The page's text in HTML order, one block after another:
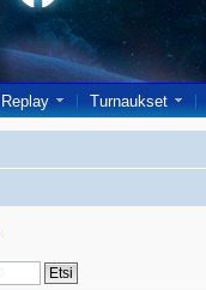
Replay Turnaukset